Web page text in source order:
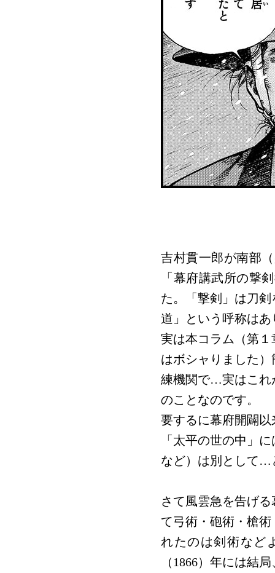
吉村貫一郎が南部
「幕府講武所の撃
た。「撃剣」は刀
道」という呼称は
実は本コラム（第
はボシャりました
練機関で…実はこれ
のことなのです。
要するに幕府開闢
「太平の世の中」
など）は別として…
さて風雲急を告げ
て弓術・砲術・槍
れたのは剣術など
（1866）年には結